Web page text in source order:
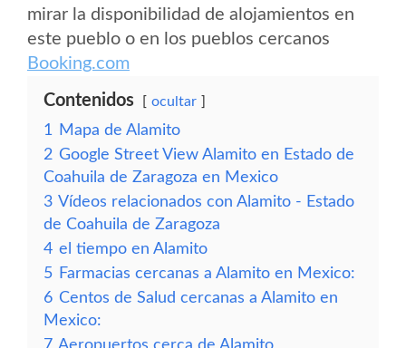
mirar la disponibilidad de alojamientos en
este pueblo o en los pueblos cercanos
Booking.com
Contenidos ocultar
1
Mapa de Alamito
2 Google Street View Alamito en Estado de
Coahuila de Zaragoza en Mexico
3 Vídeos relacionados con Alamito - Estado
de Coahuila de Zaragoza
4 el tiempo en Alamito
5 Farmacias cercanas a Alamito en Mexico:
6 Centos de Salud cercanas a Alamito en
Mexico:
7 Aeropuertos cerca de Alamito